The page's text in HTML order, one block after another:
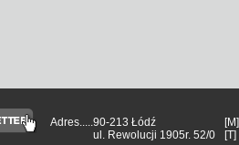
Adres.....90-213 Łódź
ul. Rewolucji 1905r. 52/0
[M]
[T]